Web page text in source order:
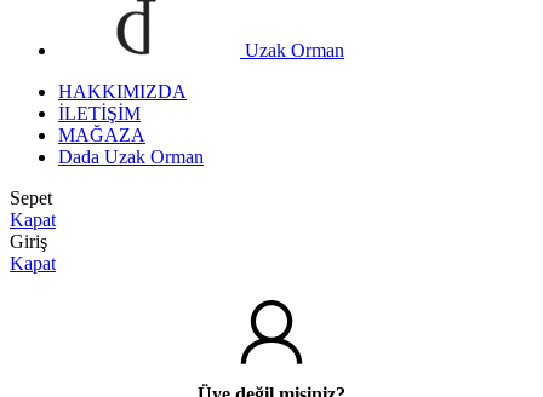
Uzak Orman
HAKKIMIZDA
İLETİŞİM
MAĞAZA
Dada Uzak Orman
Sepet
Kapat
Giriş
Kapat